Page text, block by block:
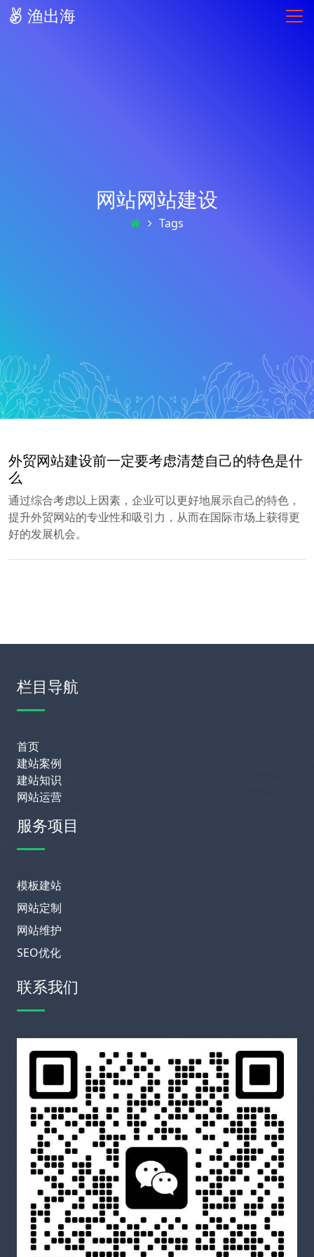
渔出海
网站网站建设
Tags
外贸网站建设前一定要考虑清楚自己的特色是什
么
通过综合考虑以上因素，企业可以更好地展示自己的特色，
提升外贸网站的专业性和吸引力，从而在国际市场上获得更
好的发展机会。
栏目导航
首页
建站案例
建站知识
网站运营
服务项目
模板建站
网站定制
网站维护
SEO优化
联系我们